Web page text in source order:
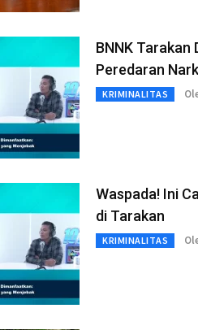
BNNK
Peredaran
KRIMINALITAS
Waspada! Ini
di Tarakan
KRIMINALITAS